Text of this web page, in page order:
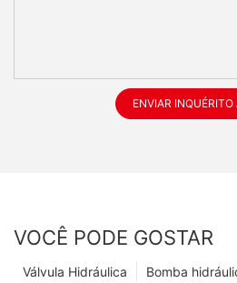
ENVIAR INQUÉRITO
VOCÊ PODE GOSTAR
Bomba
Válvula Hidráulica